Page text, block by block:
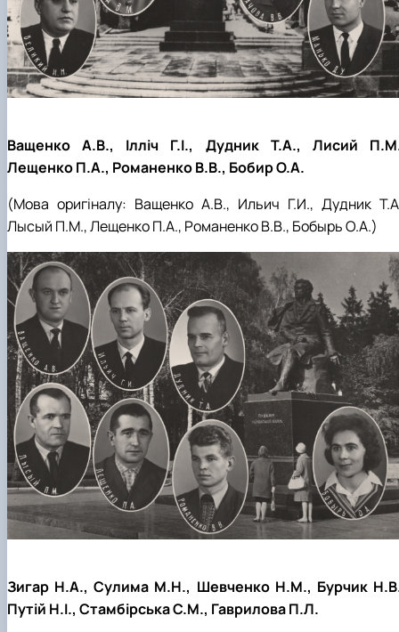
Ващенко А.В., Ілліч Г.І., Дудник Т.А., Лисий
Лещенко П.А., Романенко В.В., Бобир О.А.
(Мова оригіналу: Ващенко А.В., Ильич Г.И., Дудник
Лысый П.М., Лещенко П.А., Романенко В.В., Бобырь О.А. )
Зигар Н.А., Сулима М.Н., Шевченко Н.М., Бурчик
Путій Н.І., Стамбірська С.М., Гаврилова П.Л.